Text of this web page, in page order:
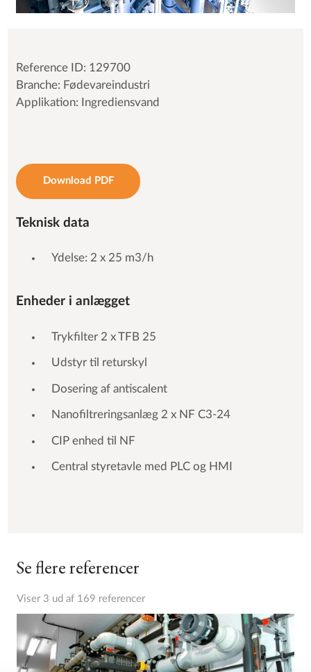
Reference ID: 129700
Branche: Fødevareindustri
Applikation: Ingrediensvand
Download PDF
Teknisk data
Ydelse: 2 x 25 m3/h
Enheder i anlægget
Trykfilter 2 x TFB 25
Udstyr til returskyl
Dosering af antiscalent
Nanofiltreringsanlæg 2 x NF C3-24
CIP enhed til NF
Central styretavle med PLC og HMI
Se flere referencer
Viser 3 ud af 169 referencer